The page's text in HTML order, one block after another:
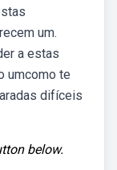
um.
a estas
umcomo te
difíceis
below.